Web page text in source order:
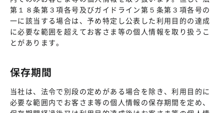
第１８条第３項各号及びガイドライン第５条第３項各号の
一に該当する場合は、予め特定し公表した利用目的の達成
に必要な範囲を超えてお客さま等の個人情報を取り扱うこ
とがあります。
保存期間
当社は、法令で別段の定めがある場合を除き、利用目的に
必要な範囲内でお客さま等の個人情報の保存期間を定め、